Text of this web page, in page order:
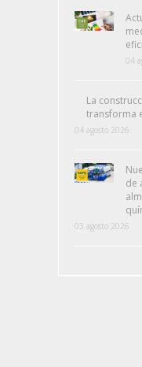
04
La
transforma
04 agosto 2026
de
03 agosto 2026